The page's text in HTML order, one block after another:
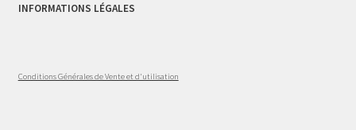
INFORMATIONS LÉGALES
Conditions Générales de Vente et d'utilisation